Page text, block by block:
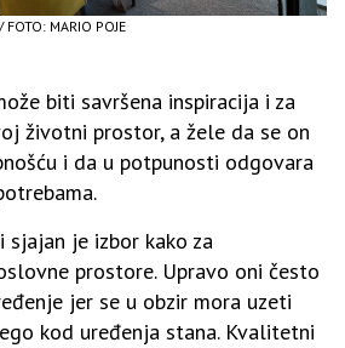
FOTO: MARIO POJE
biti savršena inspiracija i za
životni prostor, a žele da se on
i da u potpunosti odgovara
sjajan je izbor kako za
prostore. Upravo oni često
jer se u obzir mora uzeti
kod uređenja stana. Kvalitetni